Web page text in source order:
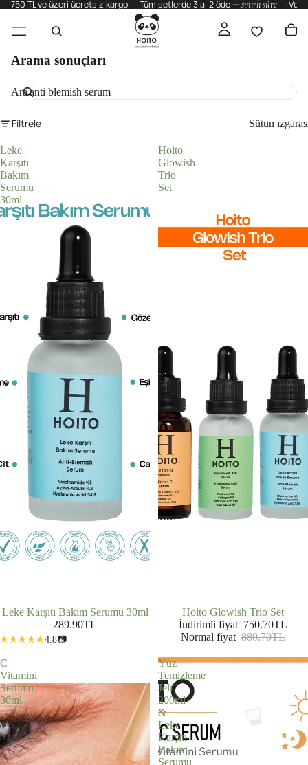
750 TL ve üzeri ücretsiz kargo Tüm setlerde 3 al 2 öde —sınırlı süre
Arama sonuçları
Ara
Filtrele Sütun
Leke
Karşıtı
Bakım
Serumu
30ml
Leke Karşıtı Bakım Serumu 30ml
289.90TL
4.8📷
Hoito
Glowish
Trio
Set
İNDIRIMDEHoito Glowish Trio Set
İndirimli fiyat 750.70TL
Normal fiyat 880.70TL
C
Vitamini
Serumu
30ml
Yüz
Temizleme
Jeli
200ml
&
Leke
Karşıtı
Bakım
Serumu